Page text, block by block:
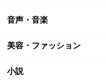
音声・音楽
美容・ファッション
小説